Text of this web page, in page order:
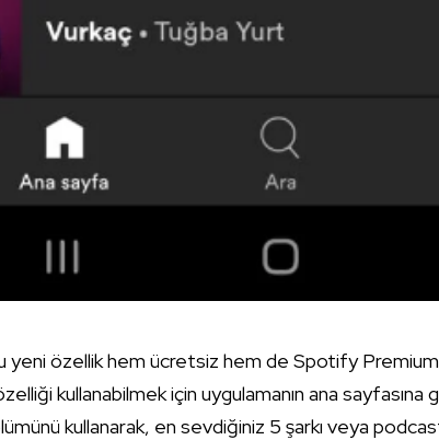
özellik hem ücretsiz hem de Spotify Premium
kullanabilmek için uygulamanın ana sayfasına
kullanarak, en sevdiğiniz 5 şarkı veya